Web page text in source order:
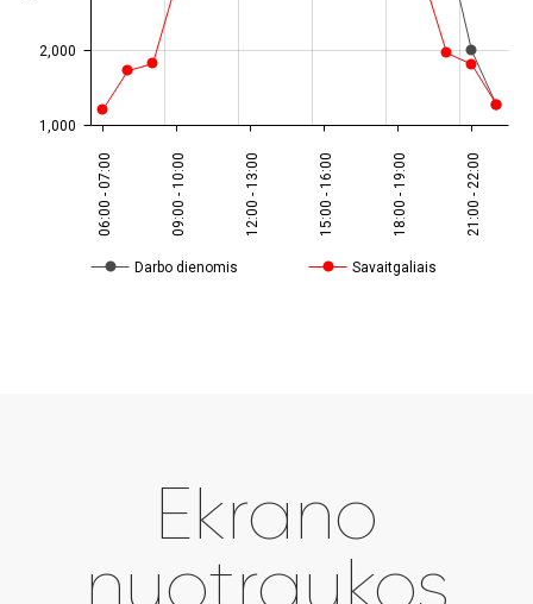
06:00 - 07:00 09:00 - 10:00 12:00 - 13:00 15:00 - 16:00 18:00 - 19:00 21:00 - 22:00
1,000
2,000
Darbo dienomis Savaitgaliais
Ekrano
nuotraukos